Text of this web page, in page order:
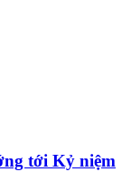
tới Kỷ niệm